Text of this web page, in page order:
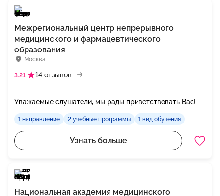
Москва
Межрегиональный центр непрерывного
медицинского и фармацевтического
образования
3.21 14 отзывов
Уважаемые слушатели, мы рады приветствовать Вас!
1 направление 2 учебные программы 1 вид обучения
Узнать больше
Национальная академия медицинского